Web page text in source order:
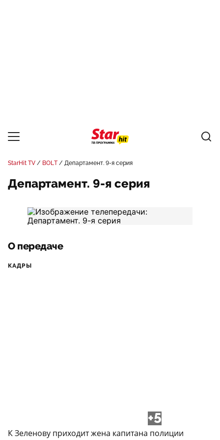
StarHit TV BOLT Департамент. 9-я серия
Департамент. 9-я серия
О передаче
КАДРЫ
+5
К Зеленову приходит жена капитана полиции